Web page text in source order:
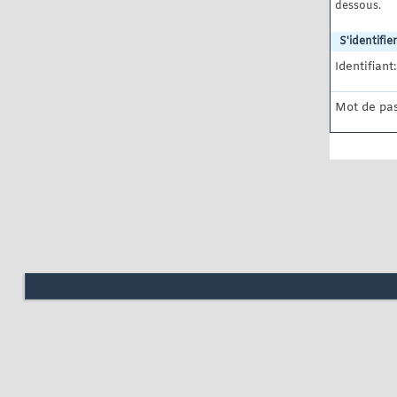
dessous.
S'identifier
Identifiant:
Mot de